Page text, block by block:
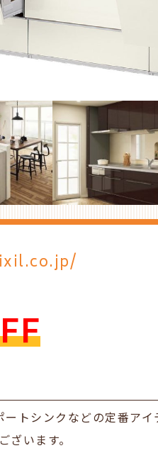
シンクなどの定番アイ
います。